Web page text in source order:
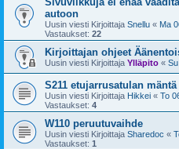
autoon
Uusin viesti Kirjoittaja Snellu « Ma
Vastaukset: 22
Kirjoittajan ohjeet
Uusin viesti Kirjoittaja Ylläpito «
S211 etujarrusatulan mäntä
Uusin viesti Kirjoittaja Hikkei « To
Vastaukset: 4
W110 peruutuvaihde
Uusin viesti Kirjoittaja Sharedoc «
Vastaukset: 1